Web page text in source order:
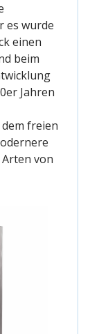
es wurde
einen
beim
Jahren
freien
von